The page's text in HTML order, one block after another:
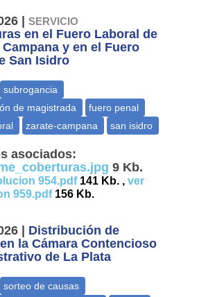
|SERVICIO
en el Fuero Laboral de
Campana y en el Fuero
San Isidro
asociados:
9 Kb.
954.pdf141 Kb. ,ver
959.pdf156 Kb.
| Distribución de
la Cámara Contencioso
de La Plata